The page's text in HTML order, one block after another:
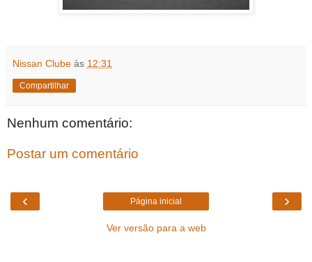
Nissan Clube às 12:31
Compartilhar
Nenhum comentário:
Postar um comentário
‹ ›
Página inicial
Ver versão para a web